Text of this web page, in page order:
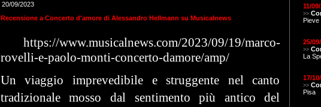
20/09/2023
Recensione a Concerto d'amore di Alessandro Hellmann su Musicalnews
https://www.musicalnews.com/2023/09/19/marco-
rovelli-e-paolo-monti-concerto-damore/amp/
Un viaggio imprevedibile e struggente nel canto
tradizionale mosso dal sentimento più antico del
11/
>>
Pieve
25/
>>
La
17/
>>
Pisa